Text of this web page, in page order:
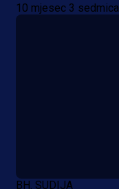
10 mjesec 3 sedmica
BH. SUDIJA